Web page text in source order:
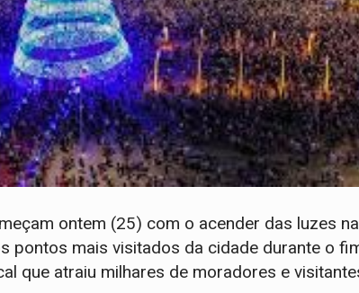
ontem (25) com o acender das luzes
pontos mais visitados da cidade durante o
que atraiu milhares de moradores e